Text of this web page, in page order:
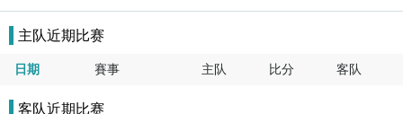
主队近期比赛
日期 賽事 主队 比分 客队
客队近期比赛